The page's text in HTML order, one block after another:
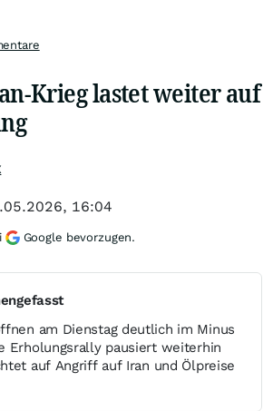
Krieg lastet weiter auf
am Dienstag deutlich im Minus
Erholungsrally pausiert weiterhin
auf Angriff auf Iran und Ölpreise
16:04
Google bevorzugen.